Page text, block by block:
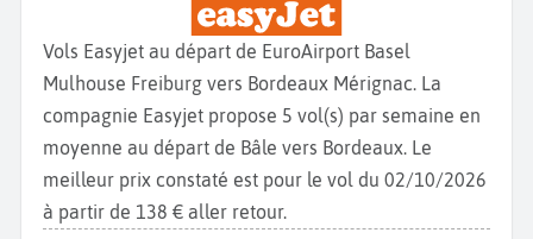
Vols Easyjet au départ de EuroAirport Basel
Mulhouse Freiburg vers Bordeaux Mérignac. La
compagnie Easyjet propose 5 vol(s) par semaine en
moyenne au départ de Bâle vers Bordeaux. Le
meilleur prix constaté est pour le vol du 02/10/2026
à partir de 138 € aller retour.